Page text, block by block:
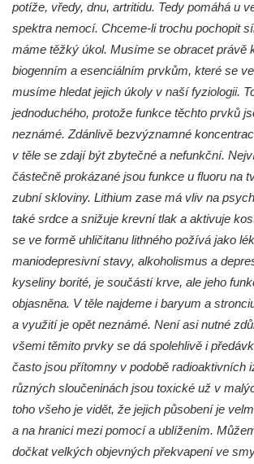
potíže, vředy, dnu, artritidu. Tedy pomáhá u
spektra nemocí. Chceme-li trochu pochopit
máme těžký úkol. Musíme se obracet právě
biogenním a esenciálním prvkům, které se
musíme hledat jejich úkoly v naší fyziologii.
jednoduchého, protože funkce těchto prvků
neznámé. Zdánlivě bezvýznamné
v těle se zdají být zbytečné a nefunkční.
částečně prokázané jsou funkce u fluoru na
zubní skloviny. Lithium zase má vliv na
také srdce a snižuje krevní tlak a aktivuje
se ve formě uhličitanu lithného požívá jako
maniodepresivní stavy, alkoholismus a
kyseliny borité, je součástí krve, ale jeho
objasněna. V těle najdeme i baryum a
a využití je opět neznámé. Není asi nutné
všemi těmito prvky se dá spolehlivě i
často jsou přítomny v podobě radioaktivních
různých sloučeninách jsou toxické už v
toho všeho je vidět, že jejich působení je
a na hranici mezi pomocí a ublížením.
dočkat velkých objevných překvapení ve